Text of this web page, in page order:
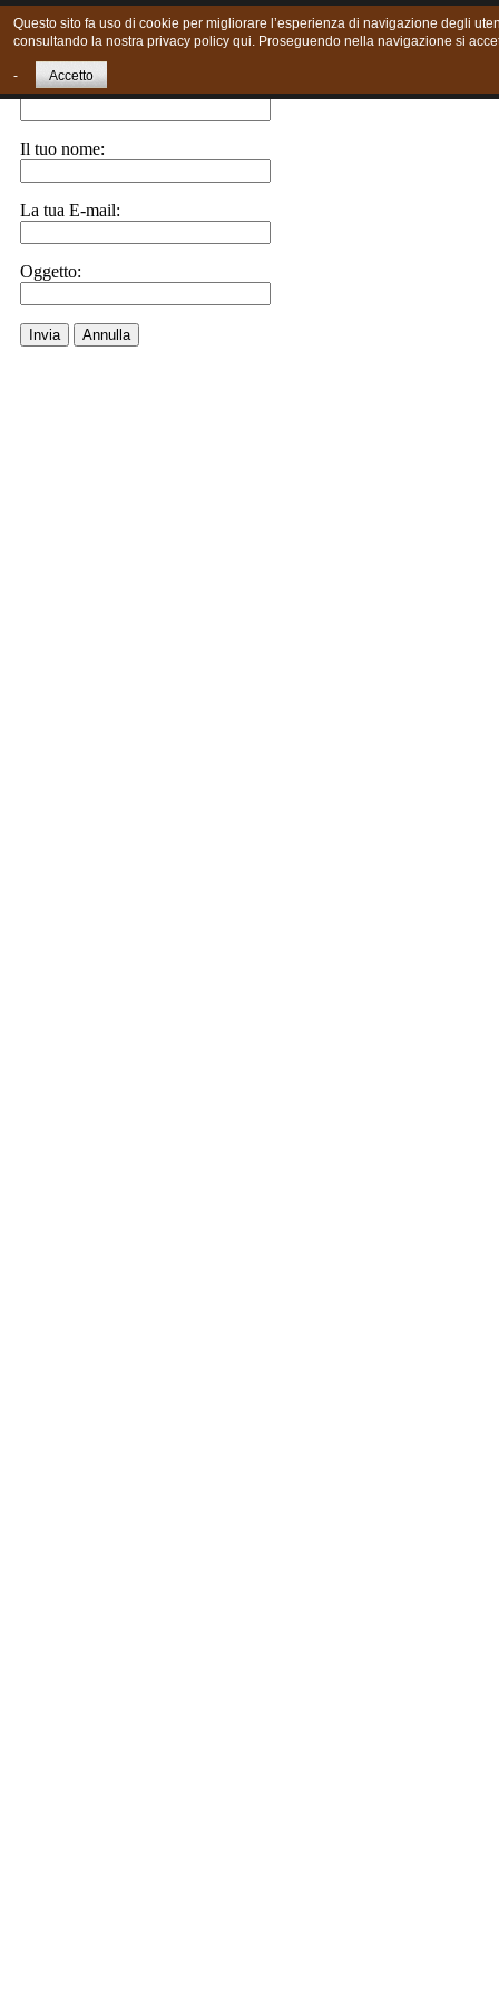
Invia ad un amico.
E-Mail a:
Il tuo nome:
La tua E-mail:
Oggetto:
Invia Annulla
Questo sito fa uso di cookie per migliorare l’esperienza di navigazione degli
consultando la nostra privacy policy qui. Proseguendo nella navigazione si
- Accetto